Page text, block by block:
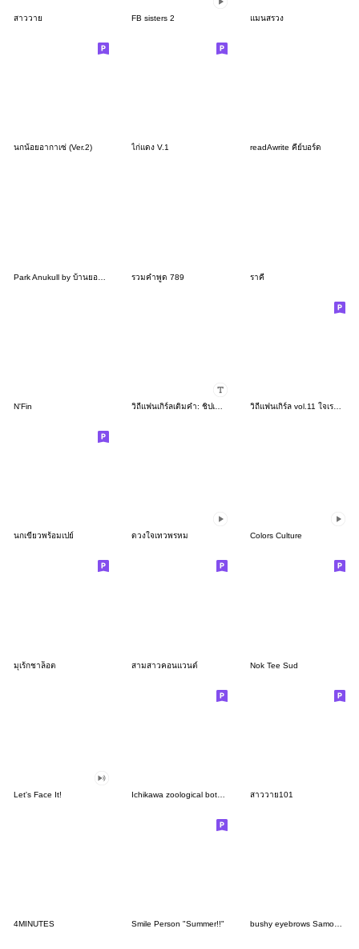
สาววาย FB sisters 2 แมนสรวง
นกน้อยอากาเซ่ (Ver.2) ไก่แดง V.1 readAwrite คีย์บอร์ด
รวมคำพูด 789 ราคี
N'Fin วิถีแฟนเกิร์ล vol.11 ใจเราไม่เป็นของเรา
นกเขียวพร้อมเปย์ ดวงใจเทวพรหม Colors Culture
มุเร้กชาล็อต สามสาวคอนแวนต์ Nok Tee Sud
Let's Face It! สาววาย101
4MINUTES Smile Person "Summer!!" bushy eyebrows Samoyed